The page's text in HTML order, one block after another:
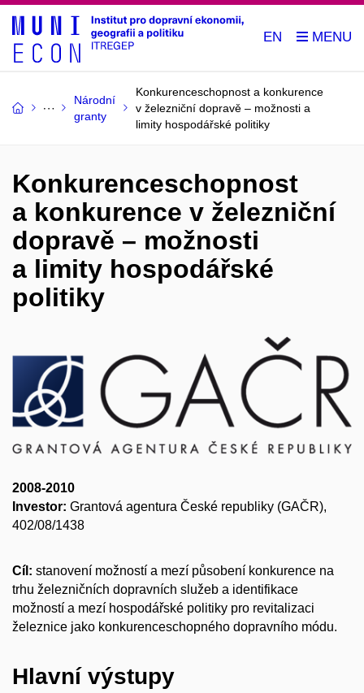
EN
Národní
granty
Konkurenceschopnost a konkurence
v železniční dopravě – možnosti a
limity hospodářské politiky
Konkurenceschopnost
a konkurence v železniční
dopravě – možnosti
a limity hospodářské
politiky
2008-2010
Investor: Grantová agentura České republiky (GAČR),
402/08/1438
Cíl: stanovení možností a mezí působení konkurence na
trhu železničních dopravních služeb a identifikace
možností a mezí hospodářské politiky pro revitalizaci
železnice jako konkurenceschopného dopravního módu.
Hlavní výstupy